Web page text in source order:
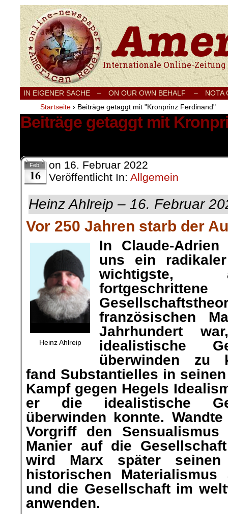
Internationale Onlinezeitung für Frieden,
IN EIGENER SACHE – ON OUR OWN BEHALF –
NOTA
Startseite › Beiträge getaggt mit "Kronprinz Ferdinand"
Beiträge getaggt mit
Feb.
16
on 16. Februar 2022
Veröffentlicht In: Allgemein
Heinz Ahlreip – 16. Februar
Vor 250 Jahren starb der
Heinz Ahlreip
In Claude-
uns ein
wichtigste,
fortgeschrittene
französischen
Jahrhundert
idealistische
überwinden zu
fand Substantielles in
Kampf gegen Hegels
er die idealistische
überwinden konnte.
Vorgriff den
Manier auf die
wird Marx später seinen
historischen
und die Gesellschaft im
anwenden.